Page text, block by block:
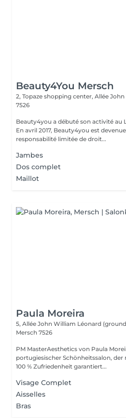
Beauty4You Mersch
2, Topaze shopping center, Allée
7526
Beauty4you a débuté son activité au
En avril 2017, Beauty4you est
responsabilité limitée de droit...
Jambes
Dos complet
Maillot
Paula Moreira
5, Allée John William Léonard
Mersch 7526
PM MasterAesthetics von Paula
portugiesischer Schönheitssalon, der
100 % Zufriedenheit garantiert...
Visage Complet
Aisselles
Bras